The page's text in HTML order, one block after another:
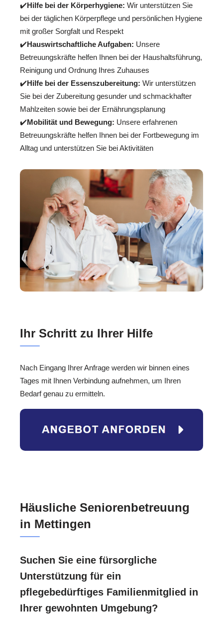
✔️Hilfe bei der Körperhygiene: Wir unterstützen Sie
bei der täglichen Körperpflege und persönlichen Hygiene
mit großer Sorgfalt und Respekt
✔️Hauswirtschaftliche Aufgaben: Unsere
Betreuungskräfte helfen Ihnen bei der Haushaltsführung,
Reinigung und Ordnung Ihres Zuhauses
✔️Hilfe bei der Essenszubereitung: Wir unterstützen
Sie bei der Zubereitung gesunder und schmackhafter
Mahlzeiten sowie bei der Ernährungsplanung
✔️Mobilität und Bewegung: Unsere erfahrenen
Betreuungskräfte helfen Ihnen bei der Fortbewegung im
Alltag und unterstützen Sie bei Aktivitäten
Ihr Schritt zu Ihrer Hilfe
Nach Eingang Ihrer Anfrage werden wir binnen eines
Tages mit Ihnen Verbindung aufnehmen, um Ihren
Bedarf genau zu ermitteln.
Häusliche Seniorenbetreuung
in Mettingen
Suchen Sie eine fürsorgliche
Unterstützung für ein
pflegebedürftiges Familienmitglied in
Ihrer gewohnten Umgebung?